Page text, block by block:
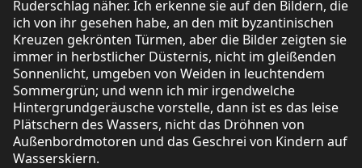
Ruderschlag näher. Ich erkenne sie auf den Bildern, die
ich von ihr gesehen habe, an den mit byzantinischen
Kreuzen gekrönten Türmen, aber die Bilder zeigten sie
immer in herbstlicher Düsternis, nicht im gleißenden
Sonnenlicht, umgeben von Weiden in leuchtendem
Sommergrün; und wenn ich mir irgendwelche
Hintergrundgeräusche vorstelle, dann ist es das leise
Plätschern des Wassers, nicht das Dröhnen von
Außenbordmotoren und das Geschrei von Kindern auf
Wasserskiern.